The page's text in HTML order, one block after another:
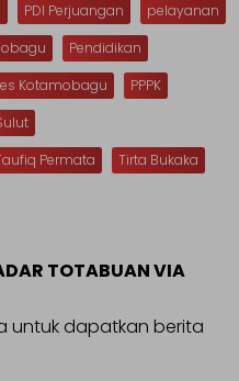
PDI Perjuangan
pelayanan
Pendidikan
Kotamobagu
PPPK
Permata
Tirta Bukaka
TOTABUAN VIA
untuk dapatkan berita